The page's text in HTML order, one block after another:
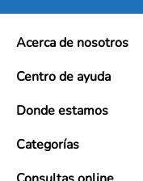
Acerca de nosotros
Misión
Trabaja con nosotros
Ética empresarial
Centro de ayuda
Políticas de
PQRS y Garantías
Donde estamos
Mapa de tiendas
Contacto
Categorías